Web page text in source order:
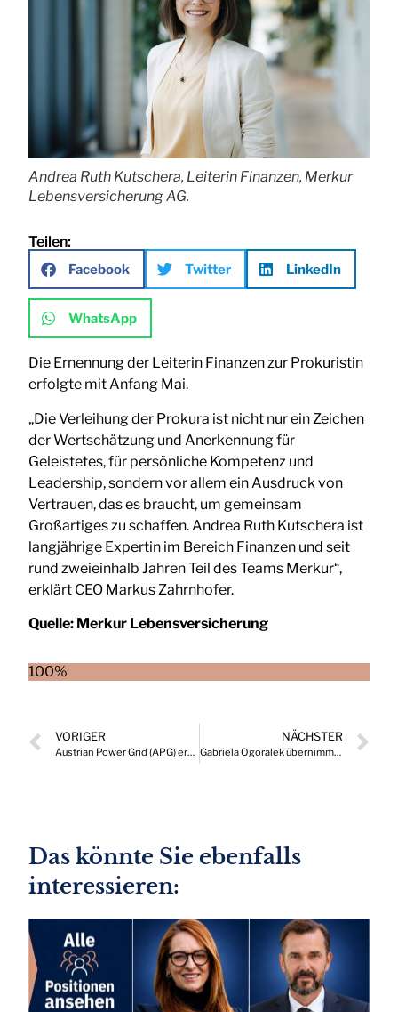
Andrea Ruth Kutschera, Leiterin Finanzen, Merkur
Lebensversicherung AG.
Teilen:
Facebook Twitter LinkedIn
WhatsApp
Die Ernennung der Leiterin Finanzen zur Prokuristin
erfolgte mit Anfang Mai.
„Die Verleihung der Prokura ist nicht nur ein Zeichen
der Wertschätzung und Anerkennung für
Geleistetes, für persönliche Kompetenz und
Leadership, sondern vor allem ein Ausdruck von
Vertrauen, das es braucht, um gemeinsam
Großartiges zu schaffen. Andrea Ruth Kutschera ist
langjährige Expertin im Bereich Finanzen und seit
rund zweieinhalb Jahren Teil des Teams Merkur“,
erklärt CEO Markus Zahrnhofer.
Quelle: Merkur Lebensversicherung
100%
VORIGER
Austrian Power Grid (APG) erhält neues Vorstandsmitglied
NÄCHSTER
Gabriela Ogoralek übernimmt Leitung der Liechtenstein Gruppe AG Immobilien Wien
Das könnte Sie ebenfalls
interessieren: